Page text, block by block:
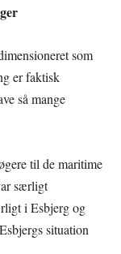
som
er faktisk
så mange
til de maritime
særligt
i Esbjerg og
situation